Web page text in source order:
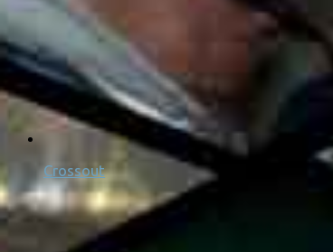
Crossout